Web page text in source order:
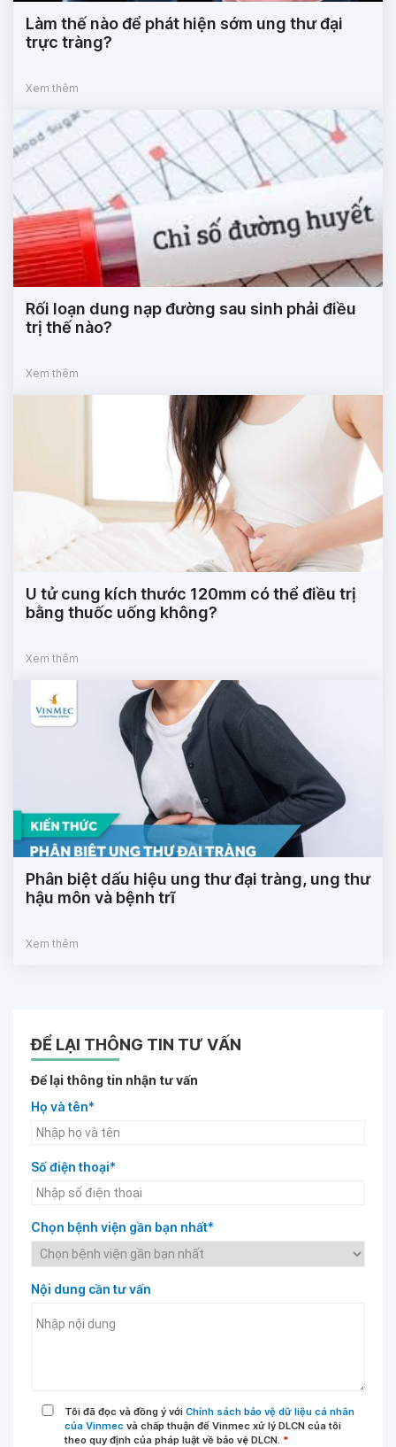
Làm thế nào để phát hiện sớm ung thư đại
trực tràng?
Xem thêm
Rối loạn dung nạp đường sau sinh phải điều
trị thế nào?
Xem thêm
U tử cung kích thước 120mm có thể điều trị
bằng thuốc uống không?
Xem thêm
Phân biệt dấu hiệu ung thư đại tràng, ung thư
hậu môn và bệnh trĩ
Xem thêm
ĐỂ LẠI THÔNG TIN TƯ VẤN
Để lại thông tin nhận tư vấn
Họ và tên*
Số điện thoại*
Chọn bệnh viện gần bạn nhất*
Nội dung cần tư vấn
Tôi đã đọc và đồng ý với Chính sách bảo vệ dữ liệu cá nhân
của Vinmec và chấp thuận để Vinmec xử lý DLCN của tôi
theo quy định của pháp luật về bảo vệ DLCN. *